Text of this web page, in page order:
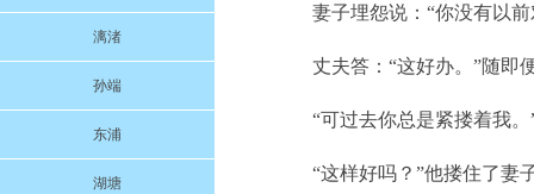
漓渚
孙端
东浦
湖塘
妻子埋怨说：“你没有以
丈夫答：“这好办。”随即
“可过去你总是紧搂着我。
“这样好吗？”他搂住了妻